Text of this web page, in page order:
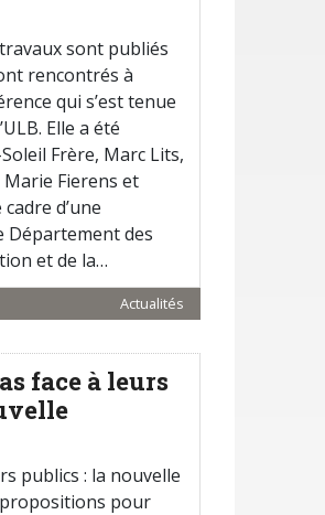
sont publiés
rencontrés à
qui s’est tenue
Elle a été
Frère, Marc Lits,
Fierens et
d’une
des
et de la…
Actualités
face à leurs
publics : la nouvelle
pour